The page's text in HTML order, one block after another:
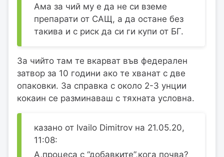
Ама за чий му е да не си вземе
препарати от САЩ, а да остане без
такива и с риск да си ги купи от БГ.
За чийто там те вкарват във федерален
затвор за 10 години ако те хванат с две
опаковки. За справка с около 2-3 унции
кокаин се разминаваш с тяхната условна.
казано от Ivailo Dimitrov на 21.05.20,
11:08:
А,процеса с “добавките”,кога почва?